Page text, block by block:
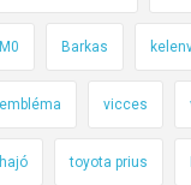
M0 Barkas
embléma vicces
hajó toyota prius